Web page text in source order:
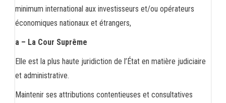
minimum international aux investisseurs et/ou opérateurs
économiques nationaux et étrangers,
a – La Cour Suprême
Elle est la plus haute juridiction de l’État en matière judiciaire
et administrative.
Maintenir ses attributions contentieuses et consultatives